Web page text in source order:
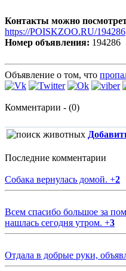
Контакты можно
https://POISKZOO.RU/194286
Номер объявления: 194286
Объявление о том, что
Комментарии - (0)
Последние комментарии
Собака вернулась домой. +2
Всем спасибо большое за
нашлась сегодня утром. +3
Отдала в добрые руки,